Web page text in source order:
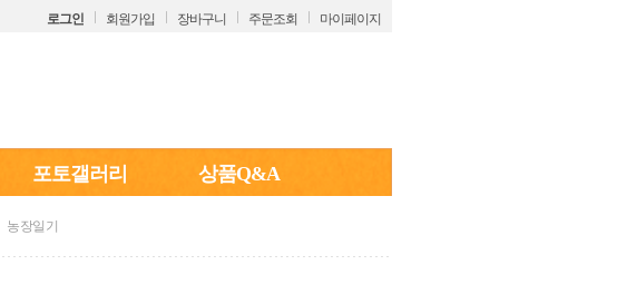
로그인 회원가입 장바구니 주문조회 마이페이지
포토갤러리 상품Q&A
농장일기